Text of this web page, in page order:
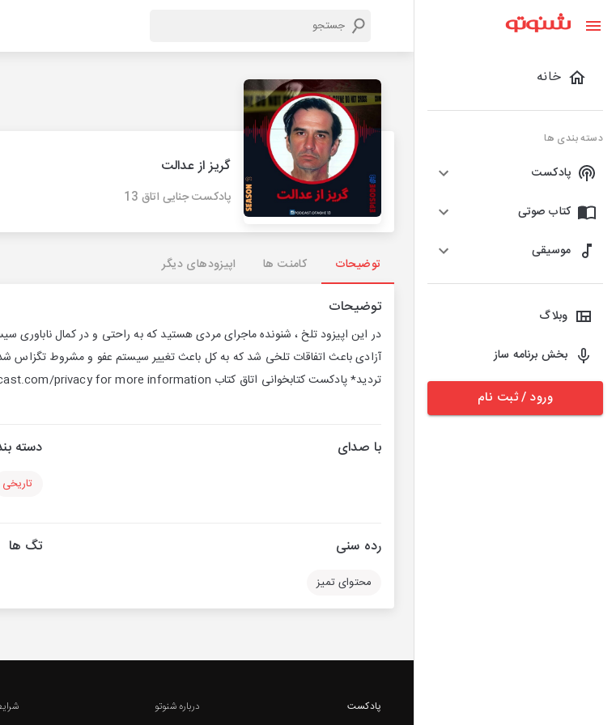
خانه
دسته بندی ها
پادکست
کتاب صوتی
موسیقی
وبلاگ
بخش برنامه ساز
ورود / ثبت نام
گریز از عدالت
پادکست جنایی اتاق 13
توضیحات کامنت ها اپیزودهای دیگر
توضیحات
در این اپیزود تلخ ، شنونده ماجرای مردی هستید که به راحتی و در کمال
آزادی باعث اتفاقات تلخی شد که به کل باعث تغییر سیستم عفو و مشروط تگزاس
تردید* پادکست کتابخوانی اتاق کتاب Hosted on Acast. See acast.com/privacy for more information.
با صدای دسته
تاریخی
رده سنی
محتوای تمیز
تگ ها
پادکست درباره شنوتو